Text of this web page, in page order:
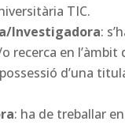
TIC.
Investigadora:
recerca en l’àmbit
d’una
: ha de treballar